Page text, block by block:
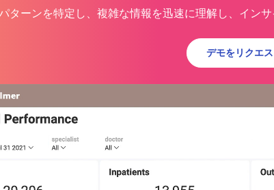
ターンを特定し、複雑な情報を迅速に理解し、イン
デモをリクエス